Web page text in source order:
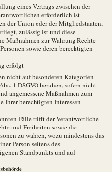
eines Vertrags zwischen der
erforderlich ist
der Union oder der Mitgliedstaaten,
zulässig ist und diese
Maßnahmen zur Wahrung Rechte
sowie deren berechtigten
erfolgt
nicht auf besonderen Kategorien
1 DSGVO beruhen, sofern nicht
angemessene Maßnahmen zum
Ihrer berechtigten Interessen
Fälle trifft der Verantwortliche
und Freiheiten sowie die
zu wahren, wozu mindestens das
Person seitens des
Standpunkts und auf